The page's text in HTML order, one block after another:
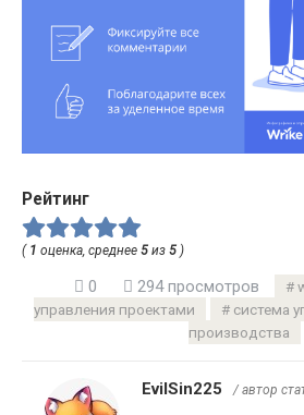
Рейтинг
( 1 оценка, среднее 5 из 5 )
0 294 просмотров
управления проектами
система
производства
EvilSin225 / автор